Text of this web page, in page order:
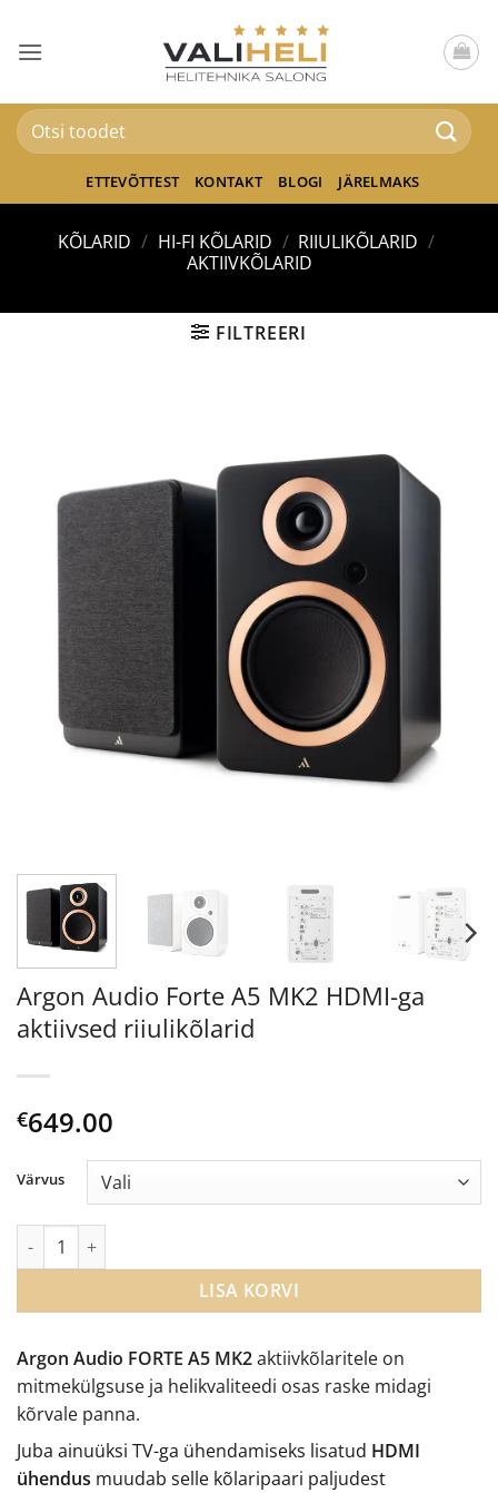
content
Otsi:
ETTEVÕTTEST KONTAKT BLOGI JÄRELMAKS
KÕLARID / HI-FI KÕLARID / RIIULIKÕLARID /
AKTIIVKÕLARID
FILTREERI
Argon Audio Forte A5 MK2 HDMI-ga
aktiivsed riiulikõlarid
€649.00
Argon Audio FORTE A5 MK2aktiivkõlaritele on
mitmekülgsuse ja helikvaliteedi osas raske midagi
kõrvale panna.
Juba ainuüksi TV-ga ühendamiseks lisatud HDMI
ühendus muudab selle kõlaripaari paljudest
Värvus
Argon Audio Forte A5 MK2 HDMI-ga aktiivsed riiulikõlarid
LISA KORVI